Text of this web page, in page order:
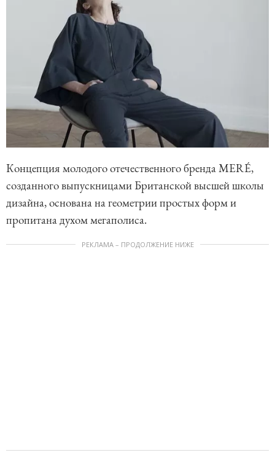
Концепция молодого отечественного бренда MERÉ,
созданного выпускницами Британской высшей школы
дизайна, основана на геометрии простых форм и
пропитана духом мегаполиса.
РЕКЛАМА – ПРОДОЛЖЕНИЕ НИЖЕ